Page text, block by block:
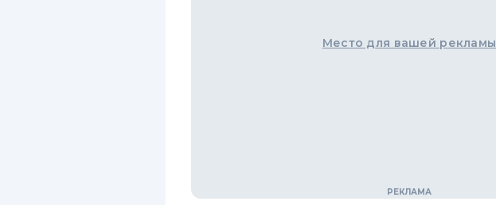
Место для вашей рекламы